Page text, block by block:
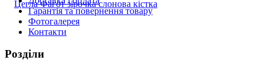
Гарантія та повернення товару
Фотогалерея
Контакти
Розділи